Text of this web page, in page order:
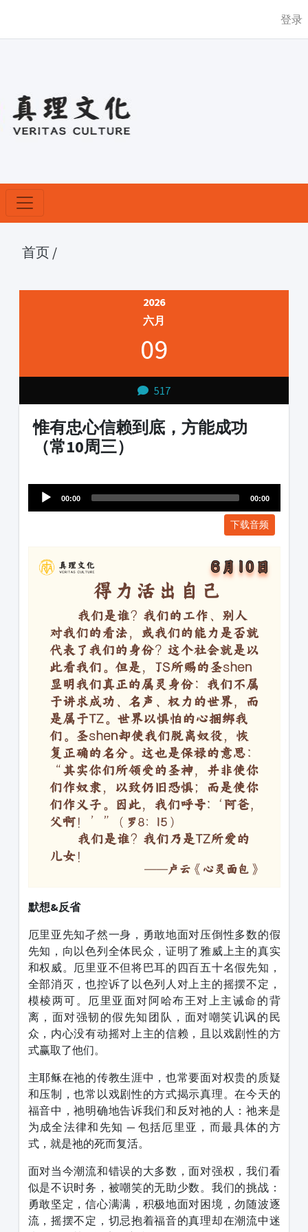
登录
首页 /
2026
六月
09
517
惟有忠心信赖到底，方能成功
（常10周三）
Player
00:00 00:00
下载音频
默想&反省
厄里亚先知孑然一身，勇敢地面对压倒性多数的假
先知，向以色列全体民众，证明了雅威上主的真实
和权威。厄里亚不但将巴耳的四百五十名假先知，
全部消灭，也控诉了以色列人对上主的摇摆不定，
模棱两可。厄里亚面对阿哈布王对上主诫命的背
离，面对强韧的假先知团队，面对嘲笑讥讽的民
众，内心没有动摇对上主的信赖，且以戏剧性的方
式赢取了他们。
主耶稣在祂的传教生涯中，也常要面对权贵的质疑
和压制，也常以戏剧性的方式揭示真理。在今天的
福音中，祂明确地告诉我们和反对祂的人：祂来是
为成全法律和先知 — 包括厄里亚，而最具体的方
式，就是祂的死而复活。
面对当今潮流和错误的大多数，面对强权，我们看
似是不识时务，被嘲笑的无助少数。我们的挑战：
勇敢坚定，信心满满，积极地面对困境，勿随波逐
流，摇摆不定，切忌抱着福音的真理却在潮流中迷